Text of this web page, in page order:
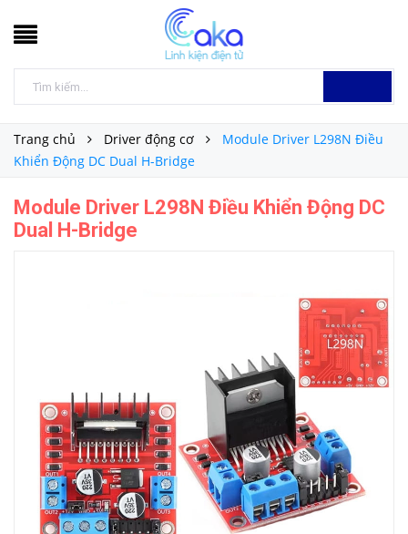
Trang chủ Driver động cơ
Module Driver L298N Điều
Khiển Động DC Dual H-Bridge
Module Driver L298N Điều Khiển Động DC
Dual H-Bridge